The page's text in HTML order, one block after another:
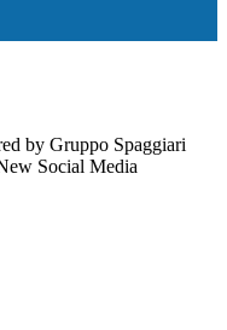
by Gruppo Spaggiari
Social Media